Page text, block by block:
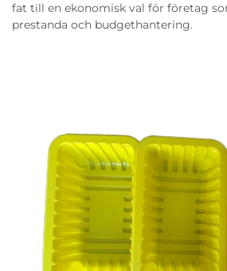
fat till en ekonomisk val för företag
prestanda och budgethantering.